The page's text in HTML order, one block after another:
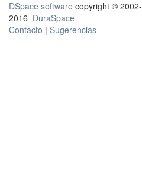
DSpace software copyright © 2002-
2016 DuraSpace
Contacto | Sugerencias